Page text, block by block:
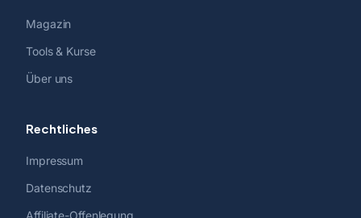
Magazin
Tools & Kurse
Über uns
Rechtliches
Impressum
Datenschutz
Affiliate-Offenlegung